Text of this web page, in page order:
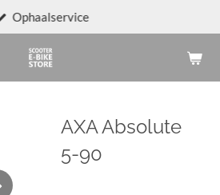
Ophaalservice
AXA Absolute
5-90